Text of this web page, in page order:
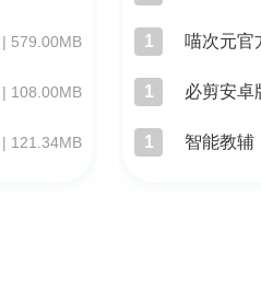
579.00MB
108.00MB
| 121.34MB
1 喵次元官
1 必剪安卓
1 智能教辅